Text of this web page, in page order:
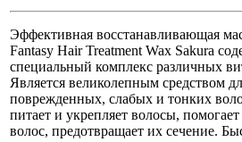
Эффективная восстанавливающая
Fantasy Hair Treatment Wax Sakura
специальный комплекс различных
Является великолепным средством
поврежденных, слабых и тонких
питает и укрепляет волосы,
волос, предотвращает их сечение.